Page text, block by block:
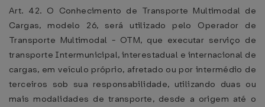
Art. 42. O Conhecimento de Transporte Multimodal de
Cargas, modelo 26, será utilizado pelo Operador de
Transporte Multimodal - OTM, que executar serviço de
transporte Intermunicipal, interestadual e internacional de
cargas, em veículo próprio, afretado ou por intermédio de
terceiros sob sua responsabilidade, utilizando duas ou
mais modalidades de transporte, desde a origem até o